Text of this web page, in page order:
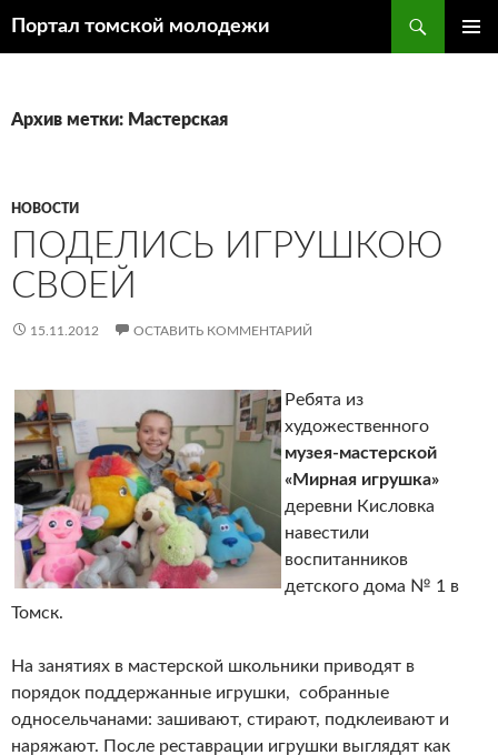
Портал томской молодежи
Архив метки: Мастерская
НОВОСТИ
ПОДЕЛИСЬ ИГРУШКОЮ
СВОЕЙ
15.11.2012 ОСТАВИТЬ КОММЕНТАРИЙ
Ребята из
художественного
музея-мастерской
«Мирная игрушка»
деревни Кисловка
навестили
воспитанников
детского дома № 1 в
Томск.
На занятиях в мастерской школьники приводят в
порядок поддержанные игрушки, собранные
односельчанами: зашивают, стирают, подклеивают и
наряжают. После реставрации игрушки выглядят как